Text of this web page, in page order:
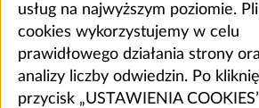
usług na najwyższym poziomie.
cookies wykorzystujemy w celu
prawidłowego działania strony
analizy liczby odwiedzin. Po
przycisk „USTAWIENIA